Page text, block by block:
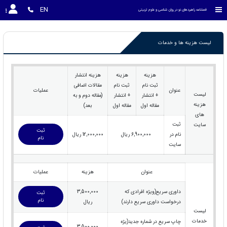
فصلنامه راهبردهای نو در روان شناسی و علوم تربیتی EN
لیست هزینه ها و خدمات
لیست
هزینه
های
سایت
عنوان
هزینه
ثبت نام
+ انتشار
مقاله اول
هزینه
ثبت نام
+ انتشار
مقاله اول
هزینه انتشار
مقالات اضافی
(مقاله دوم و به
بعد)
عملیات
ثبت
نام در
سایت
6,900,000 ریال 12,000,000 ریال
ثبت
نام
لیست
خدمات
عنوان هزینه عملیات
داوری سریع(ویژه افرادی که
درخواست داوری سریع دارند)
3,500,000
ریال
ثبت
نام
چاپ سریع در شماره جدید(یژه